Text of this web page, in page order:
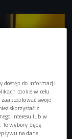
Radio
dostęp do informacji
cookie w celu
swoje
skorzystać z
interesu lub w
wybory będą
na dane